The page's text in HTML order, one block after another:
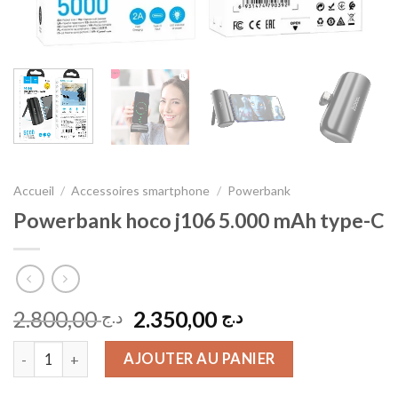
Accueil / Accessoires smartphone / Powerbank
Powerbank hoco j106 5.000 mAh type-C
د.ج2.800,00
Le
prix
initial
était :
د.ج 2.350,00
Le
prix
actuel
est :
quantité de Powerbank hoco j106 5.000 mAh type-C
AJOUTER AU PANIER